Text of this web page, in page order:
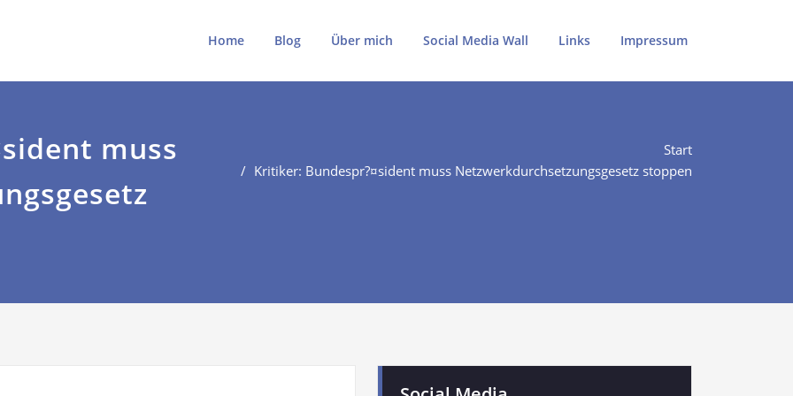
Home Blog Über mich Social Media Wall Links Impressum
muss
Start
Kritiker: Bundespr?¤sident muss Netzwerkdurchsetzungsgesetz stoppen